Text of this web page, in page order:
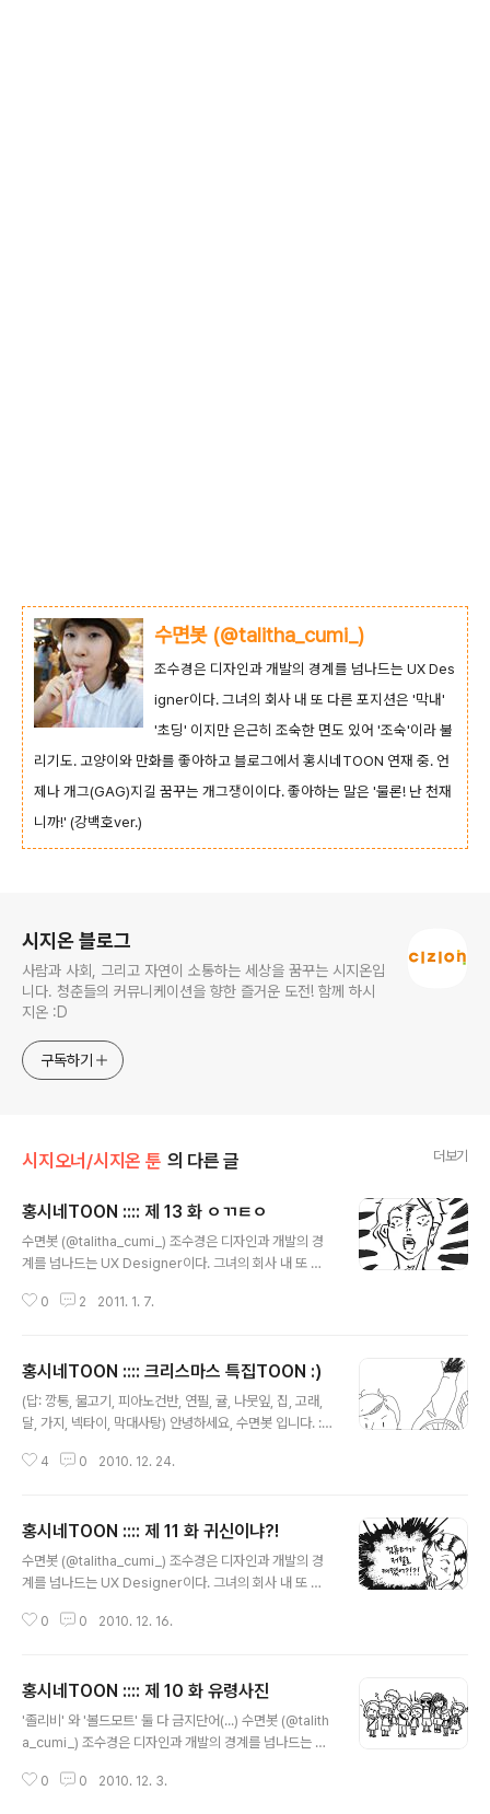
수면봇 (@talitha_cumi_)
조수경은 디자인과 개발의 경계를 넘나드는 UX Des
igner이다. 그녀의 회사 내 또 다른 포지션은 '막내'
'초딩' 이지만 은근히 조숙한 면도 있어 '조숙'이라 불
리기도. 고양이와 만화를 좋아하고 블로그에서 홍시네TOON 연재 중. 언
제나 개그(GAG)지길 꿈꾸는 개그쟁이이다. 좋아하는 말은 '물론! 난 천재
니까!' (강백호ver.)
시지온 블로그
사람과 사회, 그리고 자연이 소통하는 세상을 꿈꾸는 시지온입
니다. 청춘들의 커뮤니케이션을 향한 즐거운 도전! 함께 하시
지온 :D
구독하기
시지오너/시지온 툰 의 다른 글 더보기
홍시네TOON :::: 제 13 화 ㅇㄲㅌㅇ
수면봇 (@talitha_cumi_) 조수경은 디자인과 개발의 경
계를 넘나드는 UX Designer이다. 그녀의 회사 내 또 다
'조숙'이라 불리기도. 고양이와 만화를 좋아하고 블로그에
ver.)
0 2 2011. 1. 7.
홍시네TOON :::: 크리스마스 특집TOON :)
(답: 깡통, 물고기, 피아노건반, 연필, 귤, 나뭇잎, 집, 고래,
달, 가지, 넥타이, 막대사탕) 안녕하세요, 수면봇 입니다. :)
련해 보았습니다! 그것은 바로, '숨은그림찾기' ...너무 대놓
회가 많이 없는 것 같아서 이렇게 그려보았습니다. :D 깨알
같은 재미를 느끼시길 바라며(...) 즐to the크!!! >:^D 수면
봇 (@talitha_cumi_) 조수경은 디자인과 개발의 경계를
지션은 '막내' '초딩' 이지만 은근히 조숙한 면도 있어 '조
4 0 2010. 12. 24.
홍시네TOON :::: 제 11 화 귀신이냐?!
수면봇 (@talitha_cumi_) 조수경은 디자인과 개발의 경
계를 넘나드는 UX Designer이다. 그녀의 회사 내 또 다
'조숙'이라 불리기도. 고양이와 만화를 좋아하고 블로그에
ver.)
0 0 2010. 12. 16.
홍시네TOON :::: 제 10 화 유령사진
'졸리비' 와 '볼드모트' 둘 다 금지단어(...) 수면봇 (@talith
a_cumi_) 조수경은 디자인과 개발의 경계를 넘나드는 U
'초딩' 이지만 은근히 조숙한 면도 있어 '조숙'이라 불리기
0 0 2010. 12. 3.